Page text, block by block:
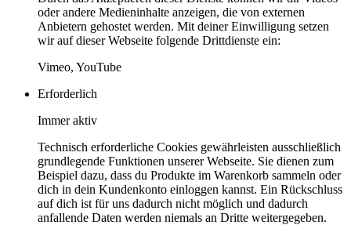
oder andere Medieninhalte anzeigen, die von externen
Anbietern gehostet werden. Mit deiner Einwilligung setzen
wir auf dieser Webseite folgende Drittdienste ein:
Vimeo, YouTube
Erforderlich
Immer aktiv
Technisch erforderliche Cookies gewährleisten ausschließlich
grundlegende Funktionen unserer Webseite. Sie dienen zum
Beispiel dazu, dass du Produkte im Warenkorb sammeln oder
dich in dein Kundenkonto einloggen kannst. Ein Rückschluss
auf dich ist für uns dadurch nicht möglich und dadurch
anfallende Daten werden niemals an Dritte weitergegeben.